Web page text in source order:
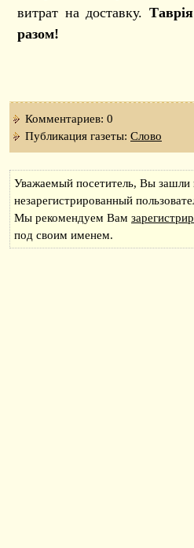
витрат на доставку.
разом!
Комментариев: 0
Публикация газеты: Слово
Уважаемый посетитель, Вы зашли
незарегистрированный
Мы рекомендуем Вам
под своим именем.